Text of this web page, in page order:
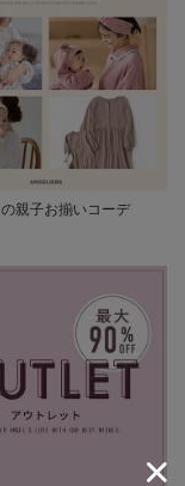
親子お揃いコーデ